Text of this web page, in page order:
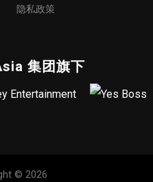
隐私政策
集团旗下
© 2026